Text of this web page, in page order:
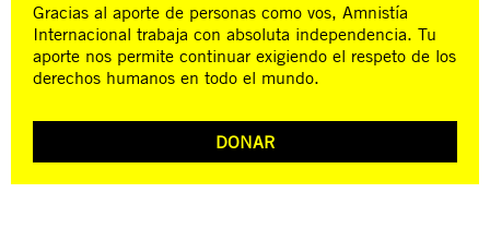
Gracias al aporte de personas como vos, Amnistía
Internacional trabaja con absoluta independencia. Tu
aporte nos permite continuar exigiendo el respeto de los
derechos humanos en todo el mundo.
DONAR